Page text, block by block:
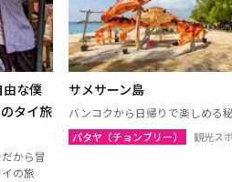
由な僕
タイ旅
から冒
の旅
サメサーン島
バンコクから日帰りで楽しめる
パタヤ（チョンブリー） 観光ス